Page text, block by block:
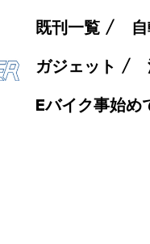
既刊一覧
ガジェット
Eバイク事始め